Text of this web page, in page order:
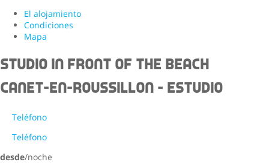
El alojamiento
Condiciones
Mapa
Studio in front of the beach
Canet-en-Roussillon - Estudio
Teléfono
Teléfono
desde/noche